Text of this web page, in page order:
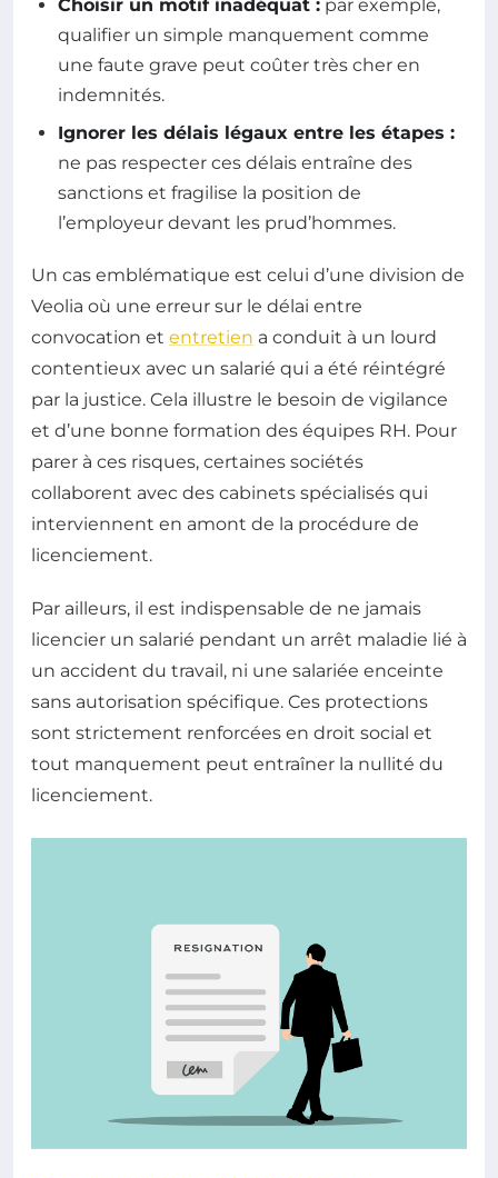
Choisir un motif inadéquat : par exemple,
qualifier un simple manquement comme
une faute grave peut coûter très cher en
indemnités.
Ignorer les délais légaux entre les étapes :
ne pas respecter ces délais entraîne des
sanctions et fragilise la position de
l’employeur devant les prud’hommes.
Un cas emblématique est celui d’une division de
Veolia où une erreur sur le délai entre
convocation et entretien a conduit à un lourd
contentieux avec un salarié qui a été réintégré
par la justice. Cela illustre le besoin de vigilance
et d’une bonne formation des équipes RH. Pour
parer à ces risques, certaines sociétés
collaborent avec des cabinets spécialisés qui
interviennent en amont de la procédure de
licenciement.
Par ailleurs, il est indispensable de ne jamais
licencier un salarié pendant un arrêt maladie lié à
un accident du travail, ni une salariée enceinte
sans autorisation spécifique. Ces protections
sont strictement renforcées en droit social et
tout manquement peut entraîner la nullité du
licenciement.